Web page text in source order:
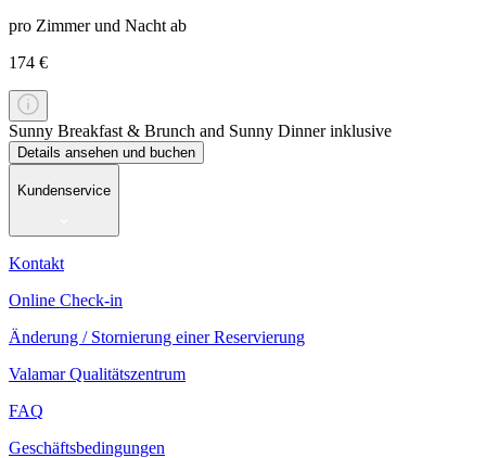
pro Zimmer und Nacht ab
174 €
Sunny Breakfast & Brunch and Sunny Dinner inklusive
Details ansehen und buchen
Kundenservice
Kontakt
Online Check-in
Änderung / Stornierung einer Reservierung
Valamar Qualitätszentrum
FAQ
Geschäftsbedingungen